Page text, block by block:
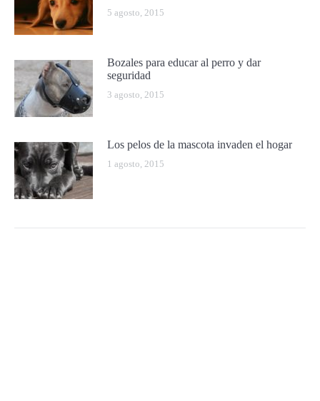
5 agosto, 2015
Bozales para educar al perro y dar
seguridad
3 agosto, 2015
Los pelos de la mascota invaden el hogar
1 agosto, 2015